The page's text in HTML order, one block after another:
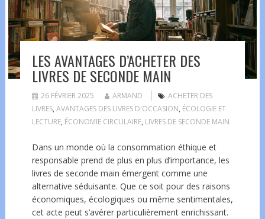
LES AVANTAGES D’ACHETER DES
LIVRES DE SECONDE MAIN
26 FÉVRIER 2025 ARMAND
ACHETER DES
LIVRES, AVANTAGES DES LIVRES D'OCCASION, ÉCOLOGIE ET
LECTURE, ÉCONOMIE CIRCULAIRE, LIVRES DE SECONDE MAIN
Dans un monde où la consommation éthique et
responsable prend de plus en plus d’importance, les
livres de seconde main émergent comme une
alternative séduisante. Que ce soit pour des raisons
économiques, écologiques ou même sentimentales,
cet acte peut s’avérer particulièrement enrichissant.